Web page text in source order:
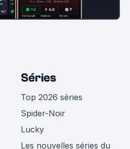
Séries
Top 2026 séries
Spider-Noir
Lucky
Les nouvelles séries du